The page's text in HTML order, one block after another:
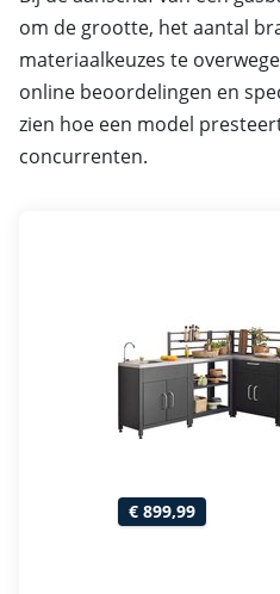
om de grootte, het aantal
materiaalkeuzes te
online beoordelingen en
zien hoe een model
concurrenten.
€ 899,99